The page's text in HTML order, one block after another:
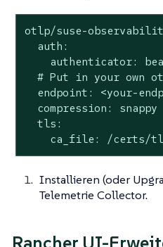
otlp/suse-
  auth:
authenticator:
# Put in your own
endpoint: <your-
  compression: snappy
  tls:
ca_file: /certs/
Installieren (oder
Telemetrie Collector.